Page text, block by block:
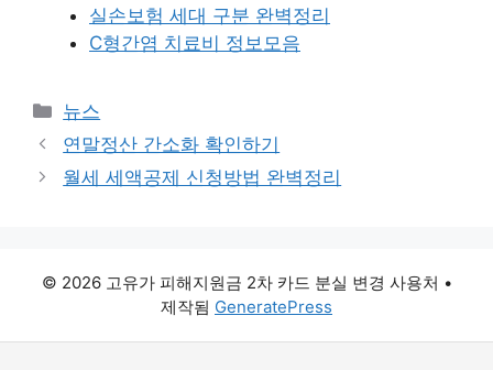
실손보험 세대 구분 완벽정리
C형간염 치료비 정보모음
카
테
리
뉴스
연말정산 간소화 확인하기
월세 세액공제 신청방법 완벽정리
© 2026 고유가 피해지원금 2차 카드 분실 변경 사용처 •
제작됨 GeneratePress